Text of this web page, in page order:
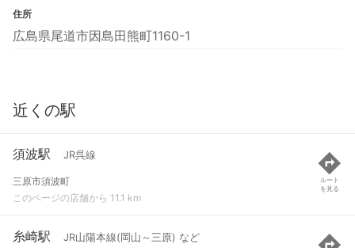
住所
広島県尾道市因島田熊町1160-1
近くの駅
須波駅 JR呉線
三原市須波町
このページの店舗から 11.1 km
ルート
を見る
糸崎駅 JR山陽本線(岡山～三原) など